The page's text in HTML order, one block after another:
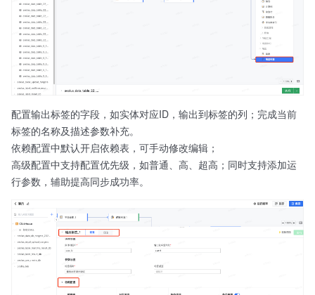
配置输出标签的字段，如实体对应ID，输出到标签的列；完成当前
标签的名称及描述参数补充。
依赖配置中默认开启依赖表，可手动修改编辑；
高级配置中支持配置优先级，如普通、高、超高；同时支持添加运
行参数，辅助提高同步成功率。